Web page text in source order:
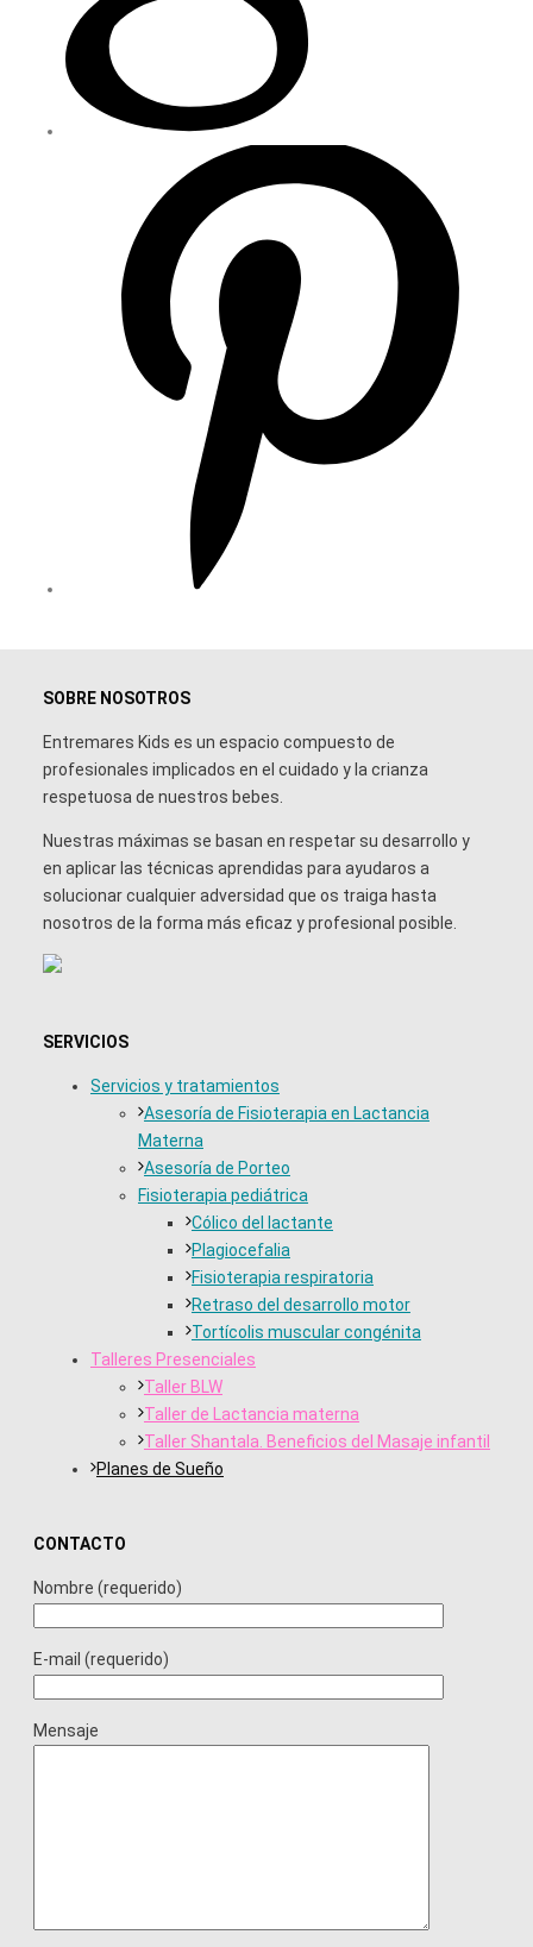
SOBRE NOSOTROS
Entremares Kids es un espacio compuesto de
profesionales implicados en el cuidado y la crianza
respetuosa de nuestros bebes.
Nuestras máximas se basan en respetar su desarrollo y
en aplicar las técnicas aprendidas para ayudaros a
solucionar cualquier adversidad que os traiga hasta
nosotros de la forma más eficaz y profesional posible.
SERVICIOS
Servicios y tratamientos
Asesoría de Fisioterapia en Lactancia
Materna
Asesoría de Porteo
Fisioterapia pediátrica
Cólico del lactante
Plagiocefalia
Fisioterapia respiratoria
Retraso del desarrollo motor
Tortícolis muscular congénita
Talleres Presenciales
Taller BLW
Taller de Lactancia materna
Taller Shantala. Beneficios del Masaje infantil
Planes de Sueño
CONTACTO
Nombre (requerido)
E-mail (requerido)
Mensaje